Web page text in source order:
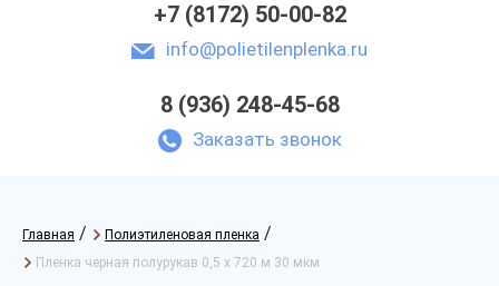
+7 (8172) 50-00-82
info@polietilenplenka.ru
8 (936) 248-45-68
Заказать звонок
Главная / Полиэтиленовая пленка /
Пленка черная полурукав 0,5 х 720 м 30 мкм